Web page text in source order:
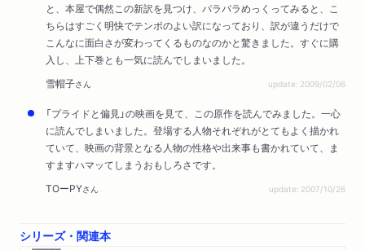
と、本屋で偶然この新訳を見つけ、パラパラめっくってみると、こ
ちらはすごく明快でテンポのよい訳になっており、訳が違うだけで
こんなに面白さが変わってくるものなのかと驚きました。すぐに購
入し、上下巻とも一気に読んでしまいました。
雪帽子さん update: 2009/02/06
「プライドと偏見」の映画を見て、この原作を読んでみました。一心
に読んでしまいました。登場する人物それぞれがとてもよく描かれ
ていて、映画の背景となる人物の性格や出来事も書かれていて、ま
すますハマッてしまうおもしろさです。
TOーPYさん update: 2007/10/26
シリーズ・関連本